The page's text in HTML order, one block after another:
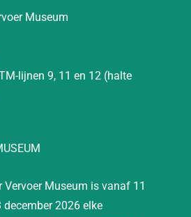
Museum
lijnen 9, 11 en 12 (halte
Vervoer Museum is vanaf 11
2026 elke